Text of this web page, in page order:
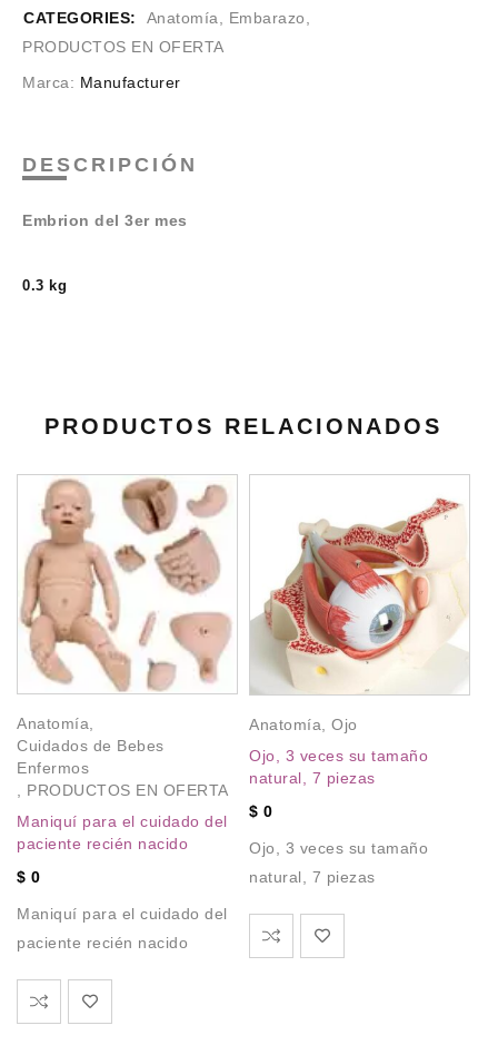
CATEGORIES: Anatomía, Embarazo,
PRODUCTOS EN OFERTA
Marca: Manufacturer
DESCRIPCIÓN
Embrion del 3er mes
0.3 kg
PRODUCTOS RELACIONADOS
Anatomía
Cuidados de Bebes
Enfermos
PRODUCTOS EN OFERTA
Maniquí para el cuidado del
paciente recién nacido
$ 0
Maniquí para el cuidado del
paciente recién nacido
Anatomía, Ojo
Ojo, 3 veces su tamaño
natural, 7 piezas
$ 0
Ojo, 3 veces su tamaño
natural, 7 piezas